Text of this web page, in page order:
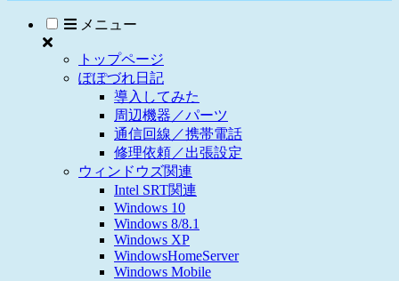
メニュー
トップページ
ぽぽづれ日記
導入してみた
周辺機器／パーツ
通信回線／携帯電話
修理依頼／出張設定
ウィンドウズ関連
Intel SRT関連
Windows 10
Windows 8/8.1
Windows XP
WindowsHomeServer
Windows Mobile